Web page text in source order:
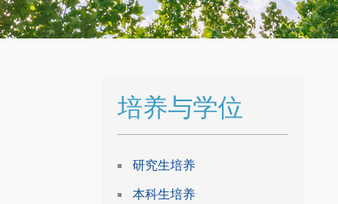
首页/培养与学位 /表格下载
培养与学位
研究生培养
本科生培养